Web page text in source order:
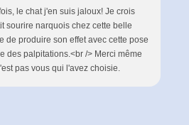
le chat j'en suis jaloux! Je crois
sourire narquois chez cette belle
de produire son effet avec cette pose
des palpitations.<br /> Merci même
pas vous qui l'avez choisie.